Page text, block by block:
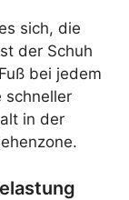
sich, die
der Schuh
bei jedem
schneller
in der